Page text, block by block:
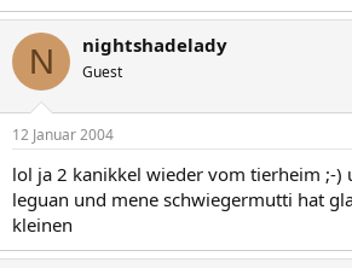
N nightshadelady
Guest
12 Januar 2004
lol ja 2 kanikkel wieder vom tierheim ;-)
leguan und mene schwiegermutti hat
kleinen